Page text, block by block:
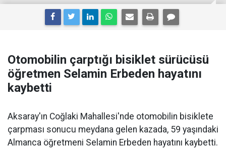
Otomobilin çarptığı bisiklet sürücüsü
öğretmen Selamin Erbeden hayatını
kaybetti
Aksaray'ın Coğlaki Mahallesi'nde otomobilin bisiklete
çarpması sonucu meydana gelen kazada, 59 yaşındaki
Almanca öğretmeni Selamin Erbeden hayatını kaybetti.